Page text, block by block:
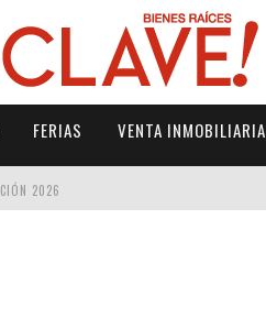
FERIAS VENTA INMOBILIARIA
2026